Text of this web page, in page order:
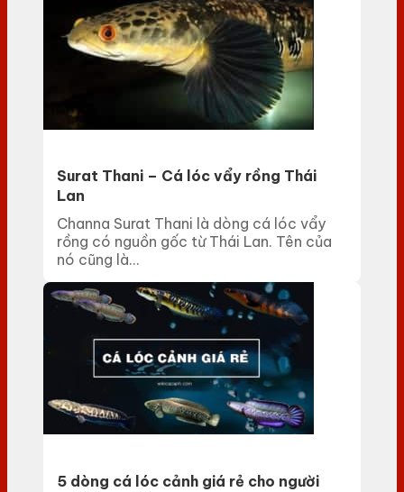
Surat Thani – Cá lóc vẩy rồng Thái
Lan
Channa Surat Thani là dòng cá lóc vẩy
rồng có nguồn gốc từ Thái Lan. Tên của
nó cũng là...
5 dòng cá lóc cảnh giá rẻ cho người